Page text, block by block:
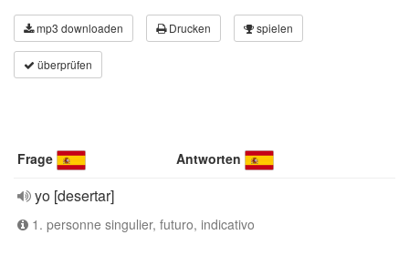
mp3 downloaden Drucken spielen
überprüfen
Frage Antworten
yo [desertar]
1. personne singulier, futuro, indicativo